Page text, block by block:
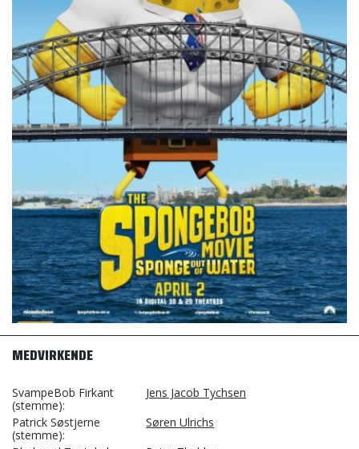
MEDVIRKENDE
SvampeBob Firkant
(stemme)
Jens Jacob Tychsen
Patrick Søstjerne
(stemme)
Søren Ulrichs